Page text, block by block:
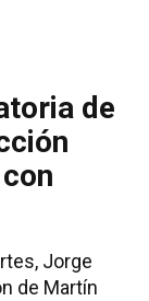
de
Jorge
de Martín